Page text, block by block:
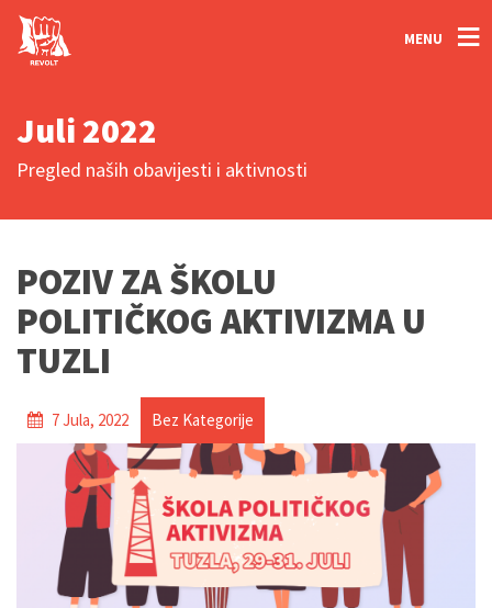
MENU
Juli 2022
Pregled naših obavijesti i aktivnosti
POZIV ZA ŠKOLU
POLITIČKOG AKTIVIZMA U
TUZLI
7 Jula, 2022 Bez Kategorije